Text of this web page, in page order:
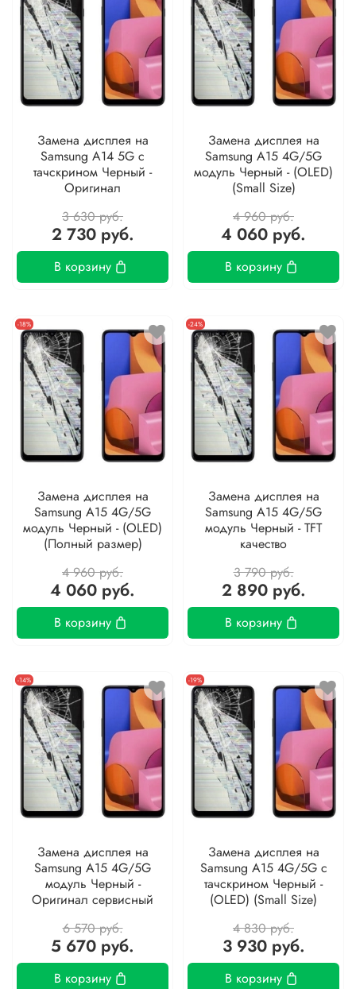
Замена дисплея на
Samsung A14 5G с
тачскрином Черный -
Оригинал
3 630 руб.
2 730 руб.
В корзину
Замена дисплея на
Samsung A15 4G/5G
модуль Черный - (OLED)
(Small Size)
4 960 руб.
4 060 руб.
В корзину
-18%
Замена дисплея на
Samsung A15 4G/5G
модуль Черный - (OLED)
(Полный размер)
4 960 руб.
4 060 руб.
В корзину
-24%
Замена дисплея на
Samsung A15 4G/5G
модуль Черный - TFT
качество
3 790 руб.
2 890 руб.
В корзину
-14%
Замена дисплея на
Samsung A15 4G/5G
модуль Черный -
Оригинал сервисный
6 570 руб.
5 670 руб.
В корзину
-19%
Замена дисплея на
Samsung A15 4G/5G с
тачскрином Черный -
(OLED) (Small Size)
4 830 руб.
3 930 руб.
В корзину